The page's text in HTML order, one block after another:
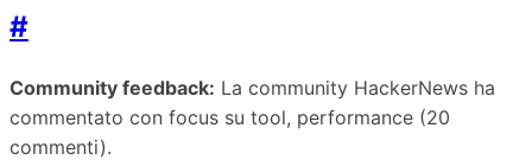
#
Community feedback: La community HackerNews ha
commentato con focus su tool, performance (20
commenti).